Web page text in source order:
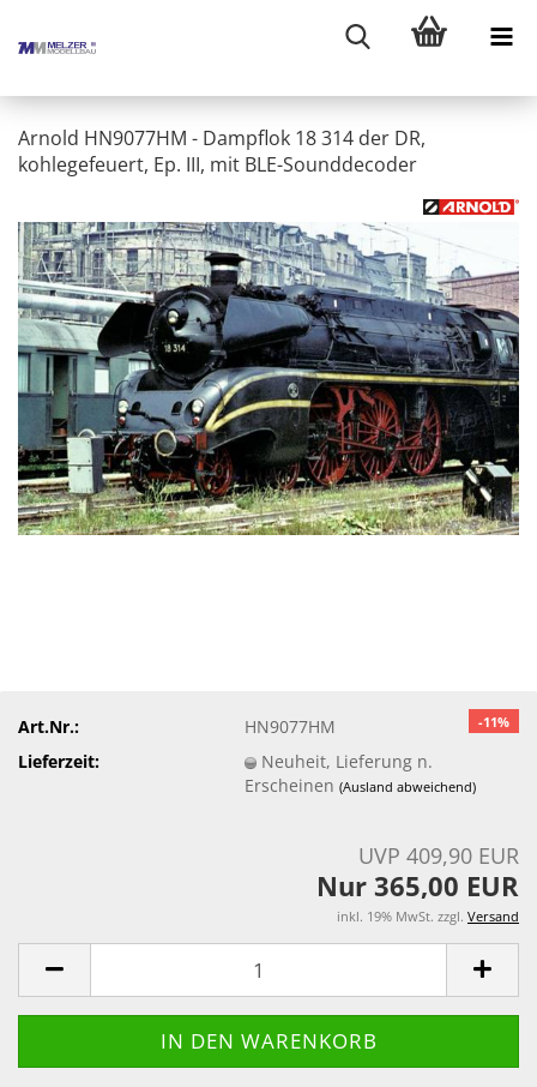
Arnold HN9077HM - Dampflok 18 314 der DR,
kohlegefeuert, Ep. III, mit BLE-Sounddecoder
-11%
Art.Nr.:
HN9077HM
Lieferzeit:
Neuheit, Lieferung n.
Erscheinen(Ausland abweichend)
UVP 409,90 EUR
Nur 365,00 EUR
inkl. 19% MwSt. zzgl. Versand